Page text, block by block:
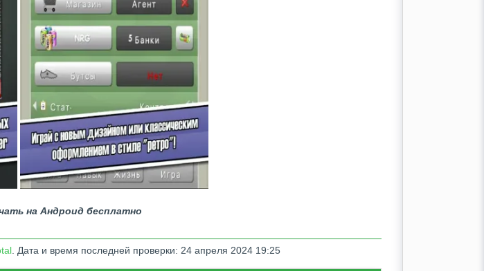
на Андроид бесплатно
. Дата и время последней проверки: 24 апреля 2024 19:25